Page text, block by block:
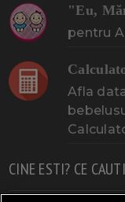
"Eu,
pentru
Afla
CINE ESTI? CE